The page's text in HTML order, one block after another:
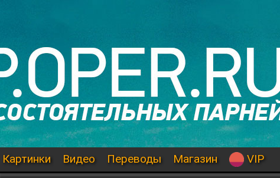
Картинки Видео Переводы Магазин VIP